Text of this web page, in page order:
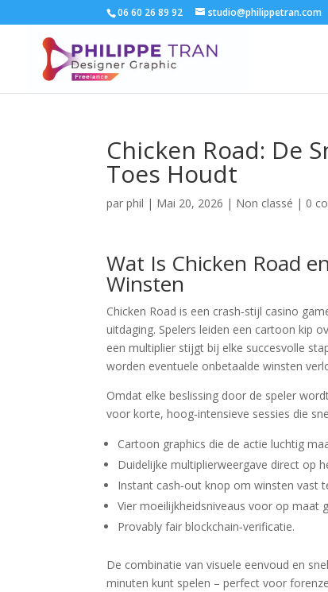
06 60 26 89 92 studio@philippetran.com
Chicken Road: De
Toes Houdt
parphil | Mai 20, 2026 | Non classé | 0
Wat Is Chicken Road
Winsten
Chicken Road is een crash‑stijl casino
uitdaging. Spelers leiden een cartoon kip
een multiplier stijgt bij elke succesvolle
worden eventuele onbetaalde winsten
Omdat elke beslissing door de speler
voor korte, hoog‑intensieve sessies die
Cartoon graphics die de actie luchtig
Duidelijke multiplierweergave direct op
Instant cash‑out knop om winsten vast
Vier moeilijkheidsniveaus voor op maat
Provably fair blockchain‑verificatie.
De combinatie van visuele eenvoud en
minuten kunt spelen – perfect voor